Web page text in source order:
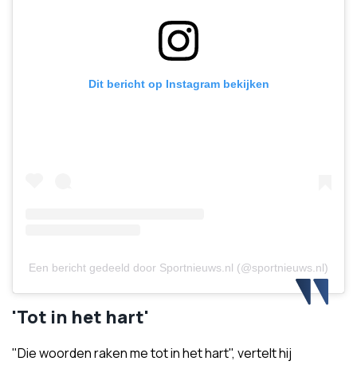
Dit bericht op Instagram bekijken
Een bericht gedeeld door Sportnieuws.nl (@sportnieuws.nl)
'Tot in het hart'
"Die woorden raken me tot in het hart", vertelt hij